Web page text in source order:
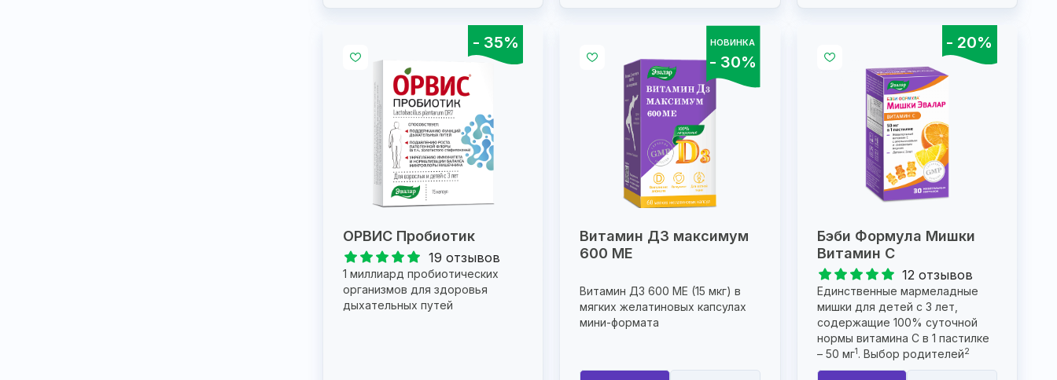
- 35%
ОРВИС Пробиотик
19 отзывов
1 миллиард пробиотических
организмов для здоровья
дыхательных путей
НОВИНКА
- 30%
Витамин Д3 максимум
600 МЕ
Витамин Д3 600 МЕ (15 мкг) в
мягких желатиновых капсулах
мини-формата
- 20%
Бэби Формула Мишки
Витамин С
12 отзывов
Единственные мармеладные
мишки для детей с 3 лет,
содержащие 100% суточной
нормы витамина С в 1 пастилке
– 50 мг1. Выбор родителей2